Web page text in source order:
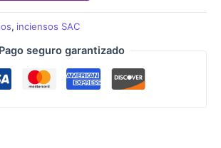
, inciensos SAC
Pago seguro garantizado